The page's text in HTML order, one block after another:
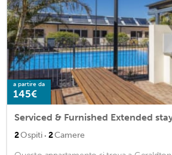
a partire da
145€
2Ospiti · 2Camere